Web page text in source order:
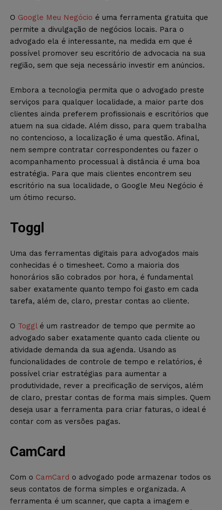
O Google Meu Negócio é uma ferramenta gratuita que
permite a divulgação de negócios locais. Para o
advogado ela é interessante, na medida em que é
possível promover seu escritório de advocacia na sua
região, sem que seja necessário investir em anúncios.
Embora a tecnologia permita que o advogado preste
serviços para qualquer localidade, a maior parte dos
clientes ainda preferem profissionais e escritórios que
atuem na sua cidade. Além disso, para quem trabalha
no contencioso, a localização é uma questão. Afinal,
nem sempre contratar correspondentes ou fazer o
acompanhamento processual à distância é uma boa
estratégia. Para que mais clientes encontrem seu
escritório na sua localidade, o Google Meu Negócio é
um ótimo recurso.
Toggl
Uma das ferramentas digitais para advogados mais
conhecidas é o timesheet. Como a maioria dos
honorários são cobrados por hora, é fundamental
saber exatamente quanto tempo foi gasto em cada
tarefa, além de, claro, prestar contas ao cliente.
O Togglé um rastreador de tempo que permite ao
advogado saber exatamente quanto cada cliente ou
atividade demanda da sua agenda. Usando as
funcionalidades de controle de tempo e relatórios, é
possível criar estratégias para aumentar a
produtividade, rever a precificação de serviços, além
de claro, prestar contas de forma mais simples. Quem
deseja usar a ferramenta para criar faturas, o ideal é
contar com as versões pagas.
CamCard
Com o CamCard o advogado pode armazenar todos os
seus contatos de forma simples e organizada. A
ferramenta é um scanner, que capta a imagem e